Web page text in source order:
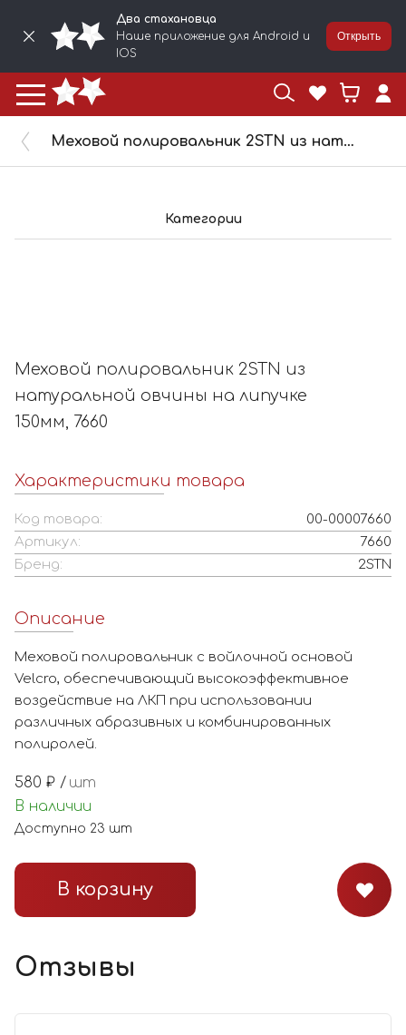
Два стахановца
Наше приложение для Android и
IOS
Открыть
Меховой полировальник 2STN из натуральной овчины на липучке 150мм, 7660
Категории
Меховой полировальник 2STN из
натуральной овчины на липучке
150мм, 7660
Характеристики товара
Код товара:
00-00007660
Артикул:
7660
Бренд:
2STN
Описание
Меховой полировальник с войлочной основой
Velcro, обеспечивающий высокоэффективное
воздействие на ЛКП при использовании
различных абразивных и комбинированных
полиролей.
580 ₽ / шт
В наличии
Доступно 23 шт
В корзину
Отзывы